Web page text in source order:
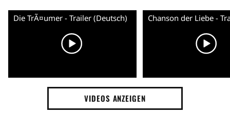
Die TrÃ¤umer - Trailer (Deutsch)
VIDEOS ANZEIGEN